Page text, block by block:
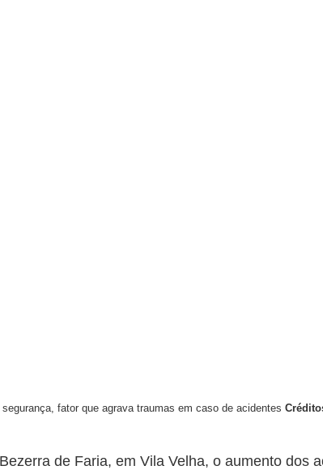
fator que agrava traumas em caso de acidentes
de Faria, em Vila Velha, o aumento